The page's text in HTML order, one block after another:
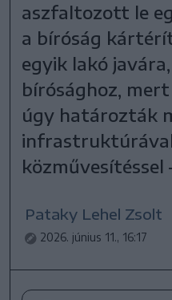
aszfaltozott le
a bíróság
egyik lakó
bírósághoz,
úgy határozták
közművesítéssel
Pataky Lehel Zsolt
2026. június 11., 16:17